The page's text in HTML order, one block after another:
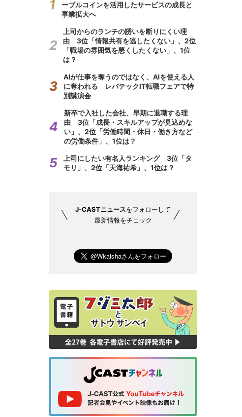
ーブルコインを活用したサービスの成長と
事業拡大へ
上司からのランチの誘いを断りにくい理
由 3位「情報共有を逃したくない」、2位
「職場の雰囲気を悪くしたくない」、1位
は？
AIが仕事を奪うのではなく、AIを使える人
に奪われる レバテックIT転職フェアで特
別講演会
新卒で入社した会社、早期に退職する理
由 3位「成長・スキルアップが見込めな
い」、2位「労働時間・休日・働き方など
の労働条件」、1位は？
上司にしたい有名人ランキング 3位「タ
モリ」、2位「天海祐希」、1位は？
J-CASTニュースをフォローして
最新情報をチェック